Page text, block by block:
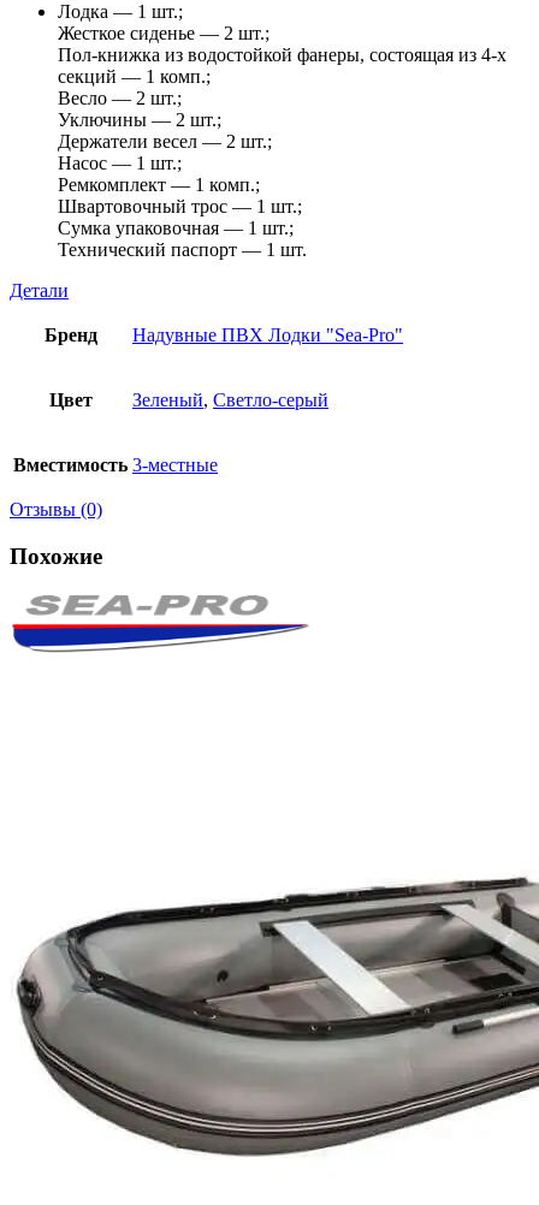
Лодка — 1 шт.;
Жесткое сиденье — 2 шт.;
Пол-книжка из водостойкой фанеры, состоящая из 4-х
секций — 1 комп.;
Весло — 2 шт.;
Уключины — 2 шт.;
Держатели весел — 2 шт.;
Насос — 1 шт.;
Ремкомплект — 1 комп.;
Швартовочный трос — 1 шт.;
Сумка упаковочная — 1 шт.;
Технический паспорт — 1 шт.
Детали
Бренд Надувные ПВХ Лодки "Sea-Pro"
Цвет Зеленый, Светло-серый
Вместимость 3-местные
Отзывы (0)
Похожие